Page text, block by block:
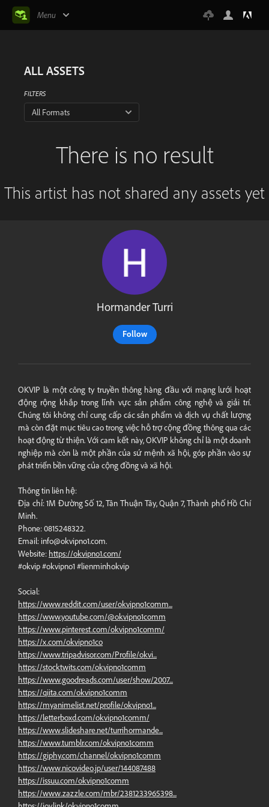
Menu
ALL ASSETS
FILTERS
All Formats
There is no result
This artist has not shared any assets yet
Hormander Turri
Follow
OKVIP là một công ty truyền thông hàng đầu với mạng lưới hoạt
động rộng khắp trong lĩnh vực sản phẩm công nghệ và giải trí.
Chúng tôi không chỉ cung cấp các sản phẩm và dịch vụ chất lượng
mà còn đặt mục tiêu cao trong việc hỗ trợ cộng đồng thông qua các
hoạt động từ thiện. Với cam kết này, OKVIP không chỉ là một doanh
nghiệp mà còn là một phần của sứ mệnh xã hội, góp phần vào sự
phát triển bền vững của cộng đồng và xã hội.
Thông tin liên hệ:
Địa chỉ: 1M Đường Số 12, Tân Thuận Tây, Quận 7, Thành phố Hồ Chí
Minh.
Phone: 0815248322.
Email: info@okvipno1.com.
Website: https://okvipno1.com/
#okvip #okvipno1 #lienminhokvip
Social:
https://www.reddit.com/user/okvipno1comm...
https://www.youtube.com/@okvipno1comm
https://www.pinterest.com/okvipno1comm/
https://x.com/okvipno1co
https://www.tripadvisor.com/Profile/okvi...
https://stocktwits.com/okvipno1comm
https://www.goodreads.com/user/show/2007...
https://qiita.com/okvipno1comm
https://myanimelist.net/profile/okvipno1...
https://letterboxd.com/okvipno1comm/
https://www.slideshare.net/turrihormande...
https://www.tumblr.com/okvipno1comm
https://giphy.com/channel/okvipno1comm
https://www.nicovideo.jp/user/144087488
https://issuu.com/okvipno1comm
https://www.zazzle.com/mbr/2381233965398...